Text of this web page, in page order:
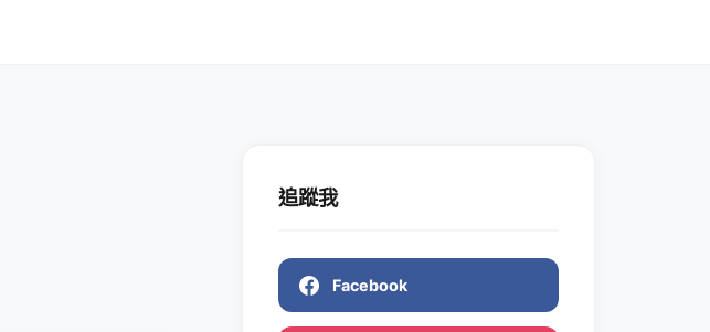
追蹤我
Facebook